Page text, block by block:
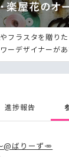
フラスタを贈り
ーデザイナーがあ
進捗報告
@ばりーず🥕